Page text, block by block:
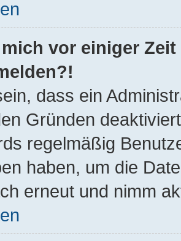
vor einiger
dass ein
Gründen
regelmäßig
haben, um die
erneut und nimm